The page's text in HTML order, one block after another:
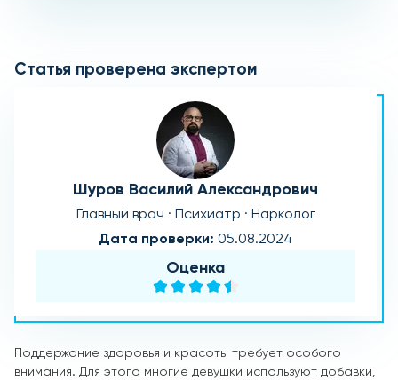
Статья проверена экспертом
Шуров Василий Александрович
Главный врач · Психиатр · Нарколог
Дата проверки: 05.08.2024
Оценка
Поддержание здоровья и красоты требует особого
внимания. Для этого многие девушки используют добавки,